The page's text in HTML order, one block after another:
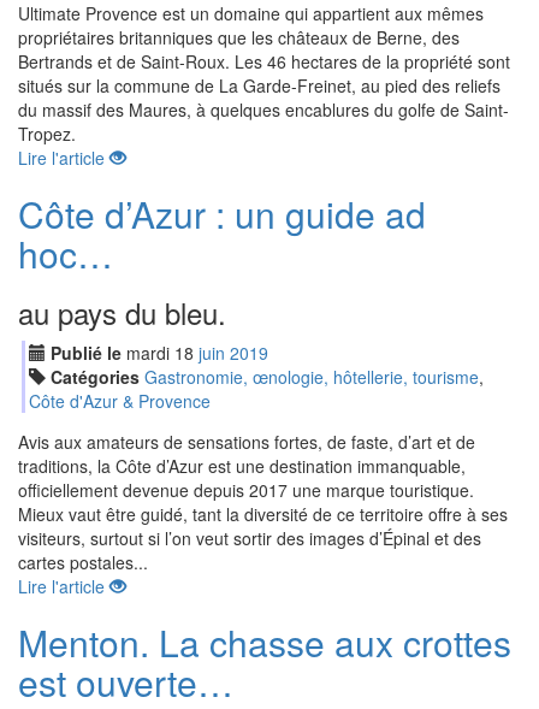
Ultimate Provence est un domaine qui appartient aux mêmes
propriétaires britanniques que les châteaux de Berne, des
Bertrands et de Saint-Roux. Les 46 hectares de la propriété sont
situés sur la commune de La Garde-Freinet, au pied des reliefs
du massif des Maures, à quelques encablures du golfe de Saint-
Tropez.
Lire l'article
Côte d’Azur : un guide ad
hoc…
au pays du bleu.
Publié le mardi 18 juin 2019
Catégories Gastronomie, œnologie, hôtellerie, tourisme,
Côte d'Azur & Provence
Avis aux amateurs de sensations fortes, de faste, d’art et de
traditions, la Côte d’Azur est une destination immanquable,
officiellement devenue depuis 2017 une marque touristique.
Mieux vaut être guidé, tant la diversité de ce territoire offre à ses
visiteurs, surtout si l’on veut sortir des images d’Épinal et des
cartes postales...
Lire l'article
Menton. La chasse aux crottes
est ouverte…